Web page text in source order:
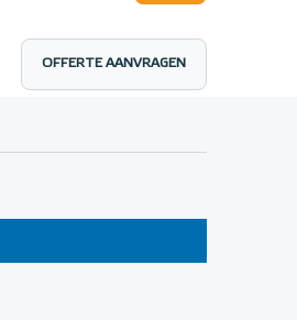
€ 0,00
OFFERTE AANVRAGEN